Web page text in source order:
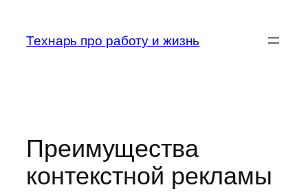
содержимому
Технарь про работу и жизнь
Преимущества
контекстной рекламы